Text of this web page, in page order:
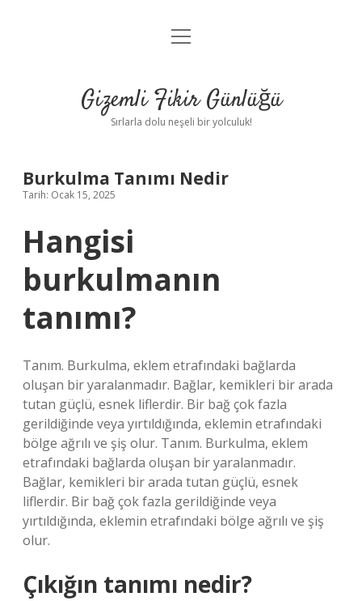
Anasayfa
Yasal Uyarı
menüyü
Gizemli Fikir Günlüğü
Sırlarla dolu neşeli bir yolculuk!
Burkulma Tanımı Nedir
Tarih: Ocak 15, 2025
Hangisi
burkulmanın
tanımı?
Tanım. Burkulma, eklem etrafındaki bağlarda
oluşan bir yaralanmadır. Bağlar, kemikleri bir arada
tutan güçlü, esnek liflerdir. Bir bağ çok fazla
gerildiğinde veya yırtıldığında, eklemin etrafındaki
bölge ağrılı ve şiş olur. Tanım. Burkulma, eklem
etrafındaki bağlarda oluşan bir yaralanmadır.
Bağlar, kemikleri bir arada tutan güçlü, esnek
liflerdir. Bir bağ çok fazla gerildiğinde veya
yırtıldığında, eklemin etrafındaki bölge ağrılı ve şiş
olur.
Çıkığın tanımı nedir?